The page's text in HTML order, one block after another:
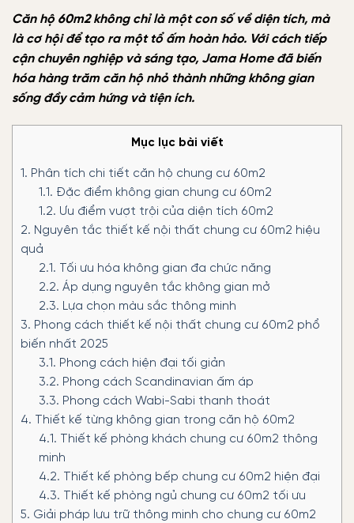
Căn hộ 60m2 không chỉ là một con số về diện tích, mà
là cơ hội để tạo ra một tổ ấm hoàn hảo. Với cách tiếp
cận chuyên nghiệp và sáng tạo, Jama Home đã biến
hóa hàng trăm căn hộ nhỏ thành những không gian
sống đầy cảm hứng và tiện ích.
Mục lục bài viết
1. Phân tích chi tiết căn hộ chung cư 60m2
1.1. Đặc điểm không gian chung cư 60m2
1.2. Ưu điểm vượt trội của diện tích 60m2
2. Nguyên tắc thiết kế nội thất chung cư 60m2 hiệu
quả
2.1. Tối ưu hóa không gian đa chức năng
2.2. Áp dụng nguyên tắc không gian mở
2.3. Lựa chọn màu sắc thông minh
3. Phong cách thiết kế nội thất chung cư 60m2 phổ
biến nhất 2025
3.1. Phong cách hiện đại tối giản
3.2. Phong cách Scandinavian ấm áp
3.3. Phong cách Wabi-Sabi thanh thoát
4. Thiết kế từng không gian trong căn hộ 60m2
4.1. Thiết kế phòng khách chung cư 60m2 thông
minh
4.2. Thiết kế phòng bếp chung cư 60m2 hiện đại
4.3. Thiết kế phòng ngủ chung cư 60m2 tối ưu
5. Giải pháp lưu trữ thông minh cho chung cư 60m2